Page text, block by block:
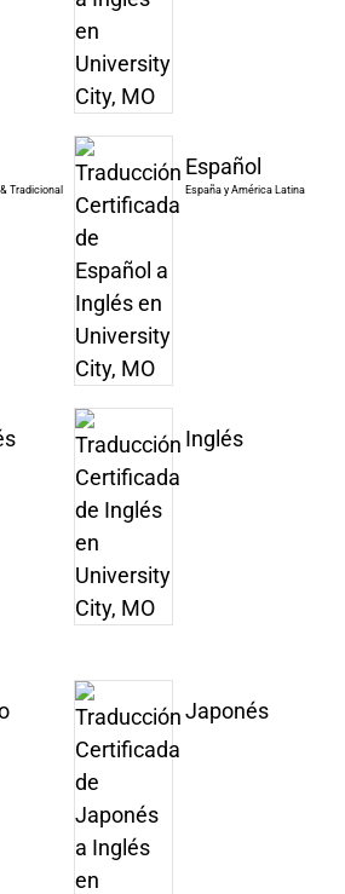
Tradicional
Español
España y América Latina
Inglés
Japonés